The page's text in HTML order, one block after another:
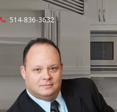
514-836-3632